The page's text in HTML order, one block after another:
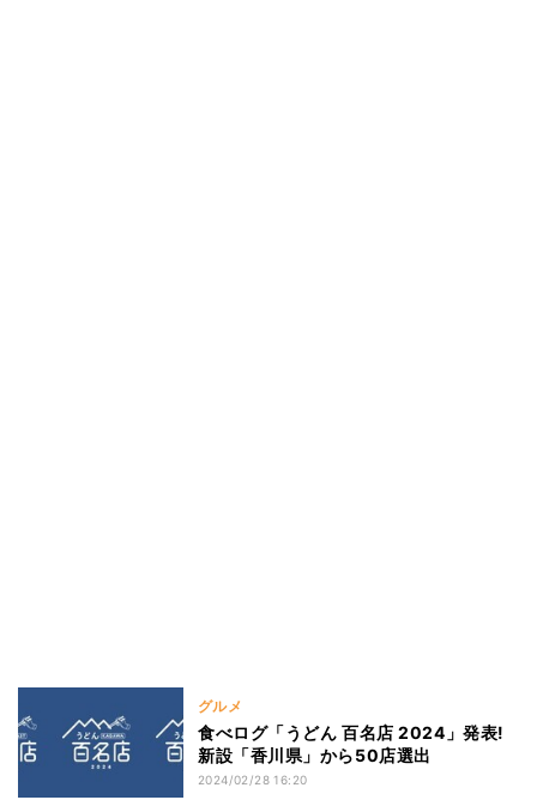
グルメ
食べログ「うどん 百名店 2024」発表!
新設「香川県」から50店選出
2024/02/28 16:20